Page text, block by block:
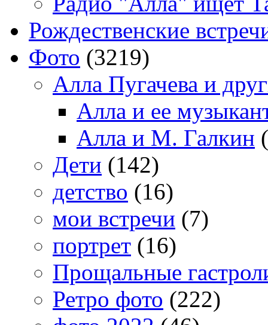
Рождественские
Фото (3219)
Алла Пугачева и
Алла и ее
Алла и М. Галкин
Дети (142)
детство (16)
мои встречи (7)
портрет (16)
Прощальные
Ретро фото (222)